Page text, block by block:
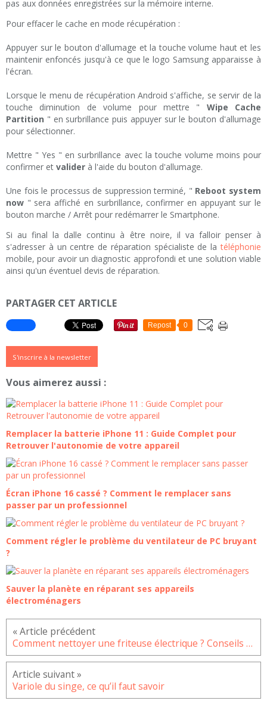
pas aux données enregistrées sur la mémoire interne.
Pour effacer le cache en mode récupération :
Appuyer sur le bouton d'allumage et la touche volume haut et les
maintenir enfoncés jusqu'à ce que le logo Samsung apparaisse à
l'écran.
Lorsque le menu de récupération Android s'affiche, se servir de la
touche diminution de volume pour mettre " Wipe Cache
Partition " en surbrillance puis appuyer sur le bouton d'allumage
pour sélectionner.
Mettre " Yes " en surbrillance avec la touche volume moins pour
confirmer et valider à l'aide du bouton d'allumage.
Une fois le processus de suppression terminé, " Reboot system
now " sera affiché en surbrillance, confirmer en appuyant sur le
bouton marche / Arrêt pour redémarrer le Smartphone.
Si au final la dalle continu à être noire, il va falloir penser à
s'adresser à un centre de réparation spécialiste de latéléphonie
mobile, pour avoir un diagnostic approfondi et une solution viable
ainsi qu'un éventuel devis de réparation.
PARTAGER CET ARTICLE
Repost 0
S'inscrire à la newsletter
Vous aimerez aussi :
Remplacer la batterie iPhone 11 : Guide Complet pour
Retrouver l'autonomie de votre appareil
Écran iPhone 16 cassé ? Comment le remplacer sans
passer par un professionnel
Comment régler le problème du ventilateur de PC bruyant
?
Sauver la planète en réparant ses appareils
électroménagers
Comment nettoyer une friteuse électrique ? Conseils pratiques
Variole du singe, ce qu’il faut savoir